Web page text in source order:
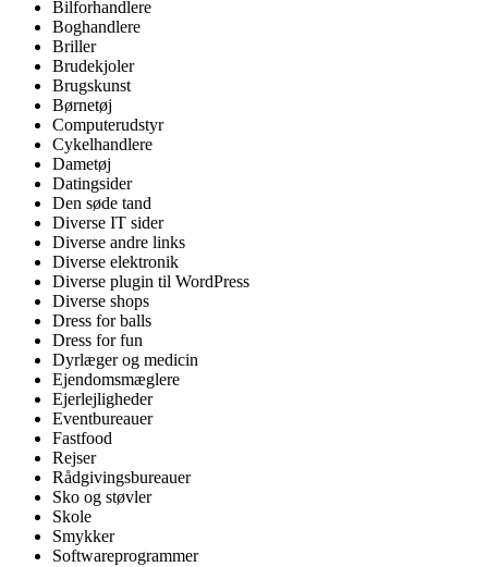
Bilforhandlere
Boghandlere
Briller
Brudekjoler
Brugskunst
Børnetøj
Computerudstyr
Cykelhandlere
Dametøj
Datingsider
Den søde tand
Diverse IT sider
Diverse andre links
Diverse elektronik
Diverse plugin til WordPress
Diverse shops
Dress for balls
Dress for fun
Dyrlæger og medicin
Ejendomsmæglere
Ejerlejligheder
Eventbureauer
Fastfood
Rejser
Rådgivingsbureauer
Sko og støvler
Skole
Smykker
Softwareprogrammer